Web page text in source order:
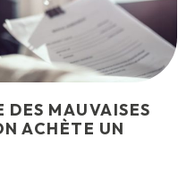
DES MAUVAISES
ACHÈTE UN